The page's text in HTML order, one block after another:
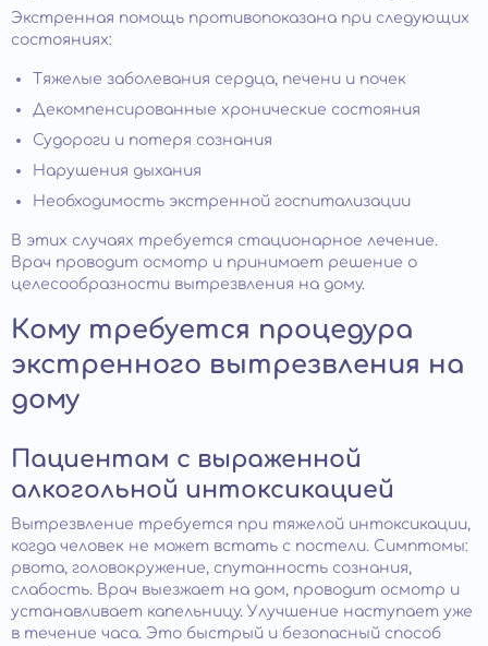
Экстренная помощь противопоказана при следующих
состояниях:
Тяжелые заболевания сердца, печени и почек
Декомпенсированные хронические состояния
Судороги и потеря сознания
Нарушения дыхания
Необходимость экстренной госпитализации
В этих случаях требуется стационарное лечение.
Врач проводит осмотр и принимает решение о
целесообразности вытрезвления на дому.
Кому требуется процедура
экстренного вытрезвления на
дому
Пациентам с выраженной
алкогольной интоксикацией
Вытрезвление требуется при тяжелой интоксикации,
когда человек не может встать с постели. Симптомы:
рвота, головокружение, спутанность сознания,
слабость. Врач выезжает на дом, проводит осмотр и
устанавливает капельницу. Улучшение наступает уже
в течение часа. Это быстрый и безопасный способ